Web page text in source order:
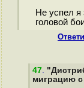
Не успел я
головой
47.
миграцию с